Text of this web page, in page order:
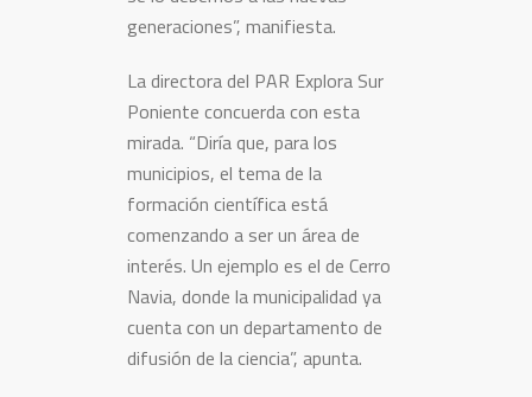
generaciones”, manifiesta.
La directora del PAR Explora Sur
Poniente concuerda con esta
mirada. “Diría que, para los
municipios, el tema de la
formación científica está
comenzando a ser un área de
interés. Un ejemplo es el de Cerro
Navia, donde la municipalidad ya
cuenta con un departamento de
difusión de la ciencia”, apunta.